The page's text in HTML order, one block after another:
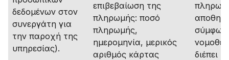
δεδομένων στον
συνεργάτη για
την παροχή της
υπηρεσίας).
επιβεβαίωση της
πληρωμής: ποσό
πληρωμής,
ημερομηνία, μερικός
αριθμός κάρτας
διέπει